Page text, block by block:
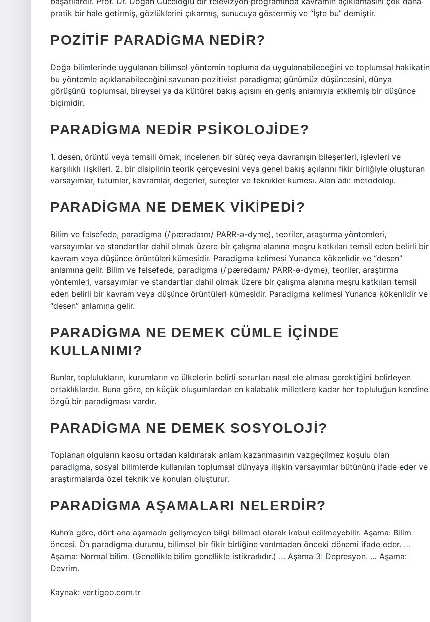
pratik bir hale getirmiş, gözlüklerini çıkarmış, sunucuya göstermiş ve “İşte bu” demiştir.
POZITIF PARADIGMA NEDIR?
Doğa bilimlerinde uygulanan bilimsel yöntemin topluma da uygulanabileceğini ve toplumsal hakikatin
bu yöntemle açıklanabileceğini savunan pozitivist paradigma; günümüz düşüncesini, dünya
görüşünü, toplumsal, bireysel ya da kültürel bakış açısını en geniş anlamıyla etkilemiş bir düşünce
biçimidir.
PARADIGMA NEDIR PSIKOLOJIDE?
1. desen, örüntü veya temsili örnek; incelenen bir süreç veya davranışın bileşenleri, işlevleri ve
karşılıklı ilişkileri. 2. bir disiplinin teorik çerçevesini veya genel bakış açılarını fikir birliğiyle oluşturan
varsayımlar, tutumlar, kavramlar, değerler, süreçler ve teknikler kümesi. Alan adı: metodoloji.
PARADIGMA NE DEMEK VIKIPEDI?
Bilim ve felsefede, paradigma (/ˈpærədaɪm/ PARR-ə-dyme), teoriler, araştırma yöntemleri,
varsayımlar ve standartlar dahil olmak üzere bir çalışma alanına meşru katkıları temsil eden belirli bir
kavram veya düşünce örüntüleri kümesidir. Paradigma kelimesi Yunanca kökenlidir ve “desen”
anlamına gelir. Bilim ve felsefede, paradigma (/ˈpærədaɪm/ PARR-ə-dyme), teoriler, araştırma
yöntemleri, varsayımlar ve standartlar dahil olmak üzere bir çalışma alanına meşru katkıları temsil
eden belirli bir kavram veya düşünce örüntüleri kümesidir. Paradigma kelimesi Yunanca kökenlidir ve
“desen” anlamına gelir.
PARADIGMA NE DEMEK CÜMLE IÇINDE
KULLANIMI?
Bunlar, toplulukların, kurumların ve ülkelerin belirli sorunları nasıl ele alması gerektiğini belirleyen
ortaklıklardır. Buna göre, en küçük oluşumlardan en kalabalık milletlere kadar her topluluğun kendine
özgü bir paradigması vardır.
PARADIGMA NE DEMEK SOSYOLOJI?
Toplanan olguların kaosu ortadan kaldırarak anlam kazanmasının vazgeçilmez koşulu olan
paradigma, sosyal bilimlerde kullanılan toplumsal dünyaya ilişkin varsayımlar bütününü ifade eder ve
araştırmalarda özel teknik ve konuları oluşturur.
PARADIGMA AŞAMALARI NELERDIR?
Kuhn’a göre, dört ana aşamada gelişmeyen bilgi bilimsel olarak kabul edilmeyebilir. Aşama: Bilim
öncesi. Ön paradigma durumu, bilimsel bir fikir birliğine varılmadan önceki dönemi ifade eder. …
Aşama: Normal bilim. (Genellikle bilim genellikle istikrarlıdır.) … Aşama 3: Depresyon. … Aşama:
Devrim.
Kaynak: vertigoo.com.tr